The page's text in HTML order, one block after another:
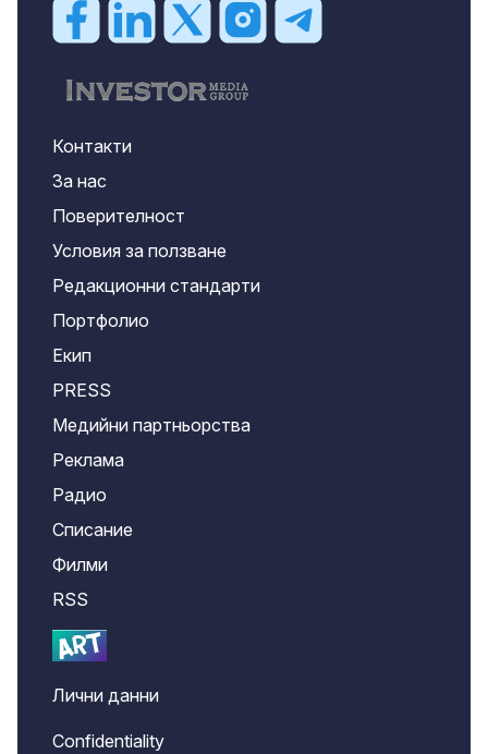
Контакти
За нас
Поверителност
Условия за ползване
Редакционни стандарти
Портфолио
Екип
PRESS
Медийни партньорства
Реклама
Радио
Списание
Филми
RSS
Лични данни
Confidentiality